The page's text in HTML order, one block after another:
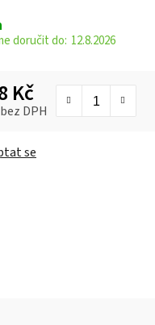
12.8.2026
Kč
DPH
se